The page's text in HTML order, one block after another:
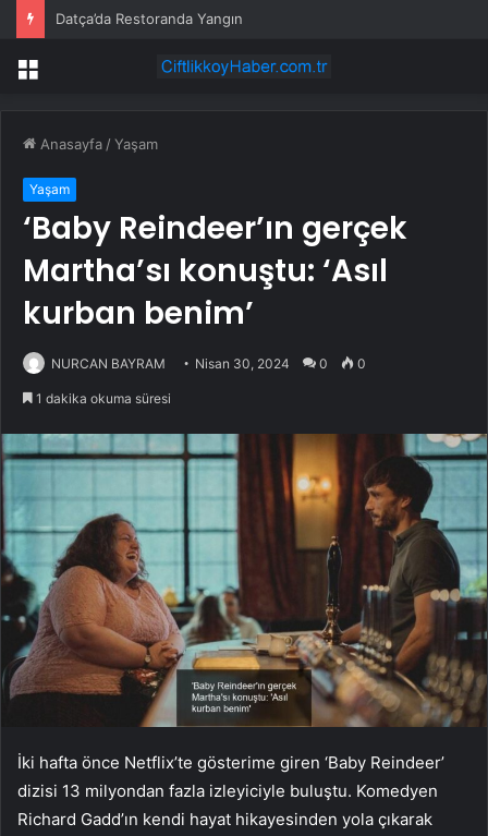
Datça’da Restoranda Yangın
Menü
Anasayfa /Yaşam
Yaşam
‘Baby Reindeer’ın gerçek
Martha’sı konuştu: ‘Asıl
kurban benim’
NURCAN BAYRAM Nisan 30, 2024 0 0
1 dakika okuma süresi
İki hafta önce Netflix’te gösterime giren ‘Baby Reindeer’
dizisi 13 milyondan fazla izleyiciyle buluştu. Komedyen
Richard Gadd’ın kendi hayat hikayesinden yola çıkarak